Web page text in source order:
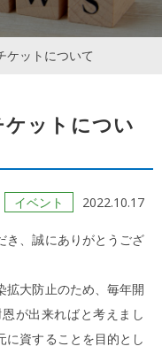
ケットについて
ットについ
イベント 2022.10.17
き、誠にありがとうござ
拡大防止のため、毎年開
が出来ればと考えまし
に資することを目的とし